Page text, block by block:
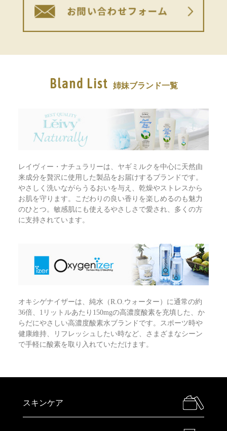
Bland List 姉妹ブランド一覧
レイヴィー・ナチュラリーは、ヤギミルクを中心に天然由
来成分を贅沢に使用した製品をお届けするブランドです。
やさしく洗いながらうるおいを与え、乾燥やストレスから
お肌を守ります。こだわりの良い香りを楽しめるのも魅力
のひとつ。敏感肌にも使えるやさしさで愛され、多くの方
に支持されています。
オキシゲナイザーは、純水（R.O.ウォーター）に通常の約
36倍、1リットルあたり150mgの高濃度酸素を充填した、か
らだにやさしい高濃度酸素水ブランドです。スポーツ時や
健康維持、リフレッシュしたい時など、さまざまなシーン
で手軽に酸素を取り入れていただけます。
スキンケア